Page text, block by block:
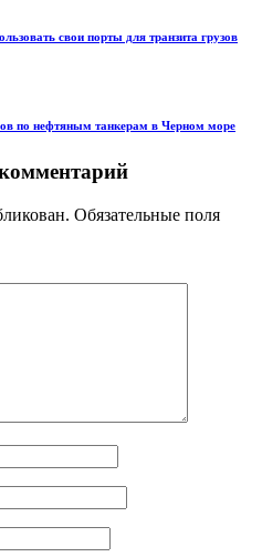
свои порты для транзита грузов
по нефтяным танкерам в Черном море
Обязательные поля